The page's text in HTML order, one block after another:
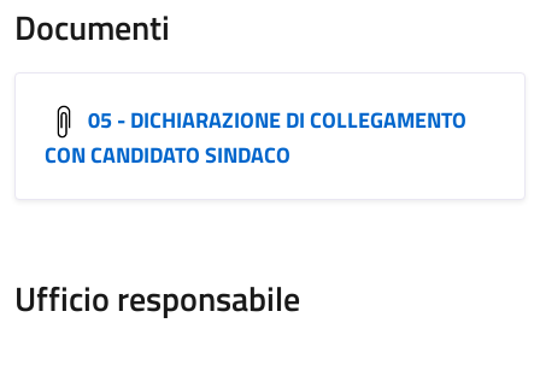
Documenti
05 - DICHIARAZIONE DI COLLEGAMENTO
CON CANDIDATO SINDACO
Ufficio responsabile